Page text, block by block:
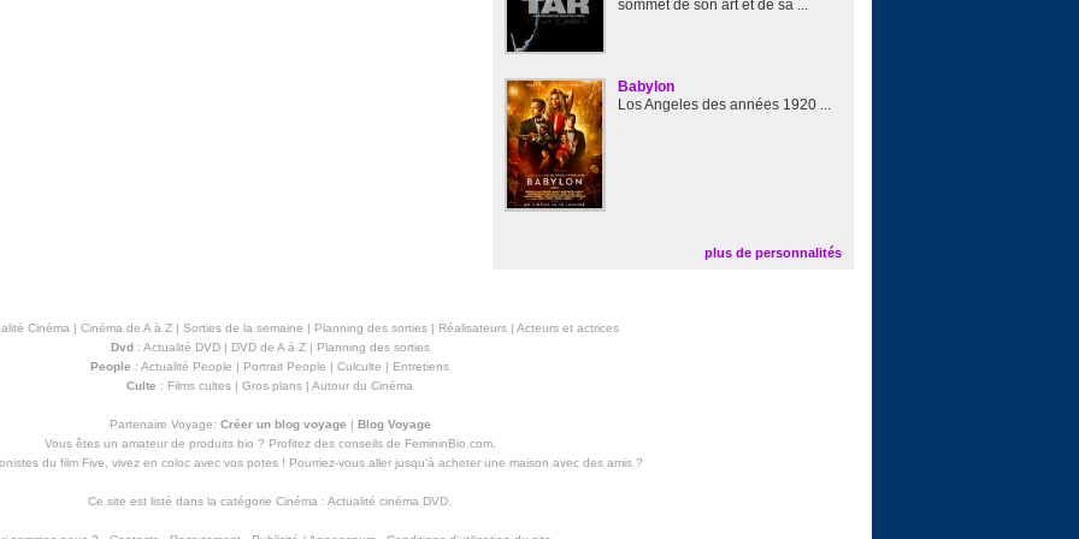
sommet de son art et de sa ...
Babylon
Los Angeles des années 1920 ...
plus de personnalités
Cinéma | Cinéma de A à Z| Sorties de la semaine | Planning des sorties| Réalisateurs| Acteurs et actrices
Dvd: Actualité DVD| DVD de A à Z| Planning des sorties
People : Actualité People | Portrait People | Culculte | Entretiens
Culte : Films cultes | Gros plans | Autour du Cinéma
Partenaire Voyage: Créer un blog voyage | Blog Voyage
Vous êtes un amateur de produits bio ? Profitez des conseils de FemininBio.com.
du film Five, vivez en coloc avec vos potes ! Pourriez-vous aller jusqu'à acheter une maison avec des amis?
Ce site est listé dans la catégorie Cinéma : Actualité cinéma DVD